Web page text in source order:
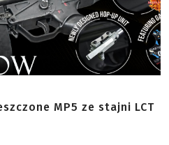
MP5 ze stajni LCT